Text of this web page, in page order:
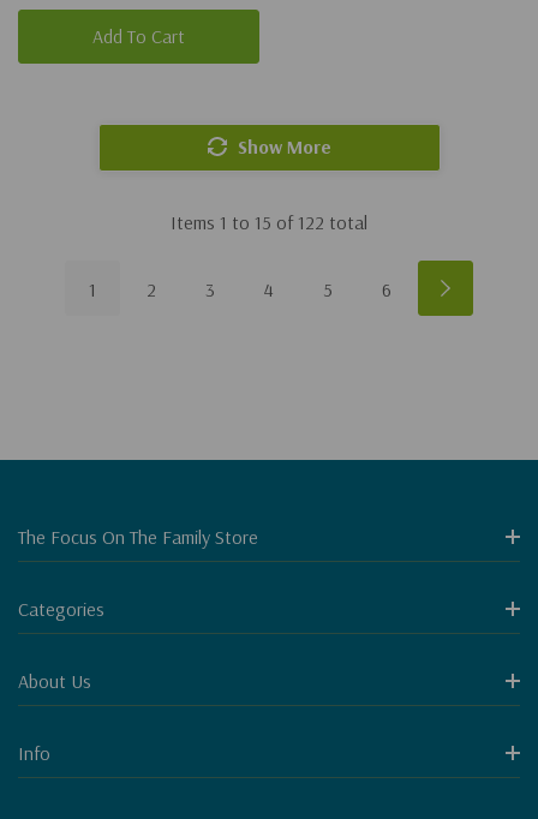
Add To Cart
Show More
Items 1 to 15 of 122 total
1 2 3 4 5 6
The Focus On The Family Store
Categories
About Us
Info